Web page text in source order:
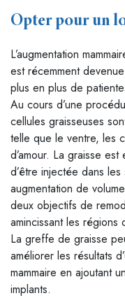
Opter pour un
L’augmentation
est récemment
plus en plus de
Au cours d’une
cellules graisseuses
telle que le ventre, les
d’amour. La graisse
d’être injectée dans
augmentation de
deux objectifs de
amincissant les régions
La greffe de graisse
améliorer les résultats
mammaire en ajoutant
implants.